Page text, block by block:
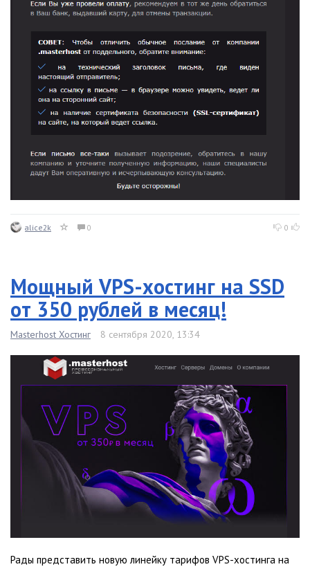
alice2k 0 0
Мощный VPS-хостинг на SSD
от 350 рублей в месяц!
Masterhost Хостинг 8 сентября 2020, 13:34
Рады представить новую линейку тарифов VPS-хостинга на